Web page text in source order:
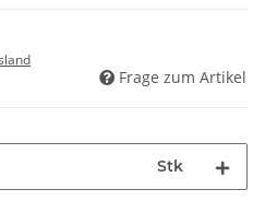
Frage zum Artikel
Stk